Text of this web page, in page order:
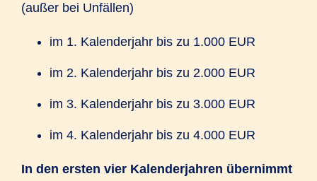
(außer bei Unfällen)
im 1. Kalenderjahr bis zu 1.000 EUR
im 2. Kalenderjahr bis zu 2.000 EUR
im 3. Kalenderjahr bis zu 3.000 EUR
im 4. Kalenderjahr bis zu 4.000 EUR
In den ersten vier Kalenderjahren übernimmt